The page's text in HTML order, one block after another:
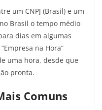
um CNPJ (Brasil) e um
Brasil o tempo médio
dias em algumas
na Hora”
uma hora, desde que
pronta.
Comuns